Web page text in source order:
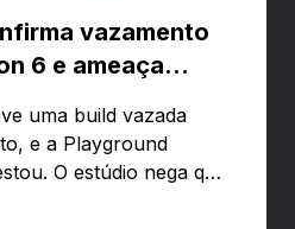
vazamento
6 e ameaça
uma build vazada
e a Playground
O estúdio nega que